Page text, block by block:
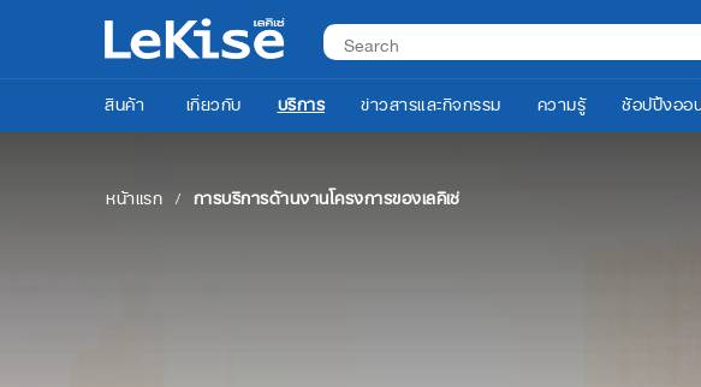
สินค้า
เกี่ยวกับ บริการ ข่าวสารและกิจกรรม ความรู้ ช้อปปิ้งออ
หน้าแรก การบริการด้านงานโครงการของเลคิเซ่